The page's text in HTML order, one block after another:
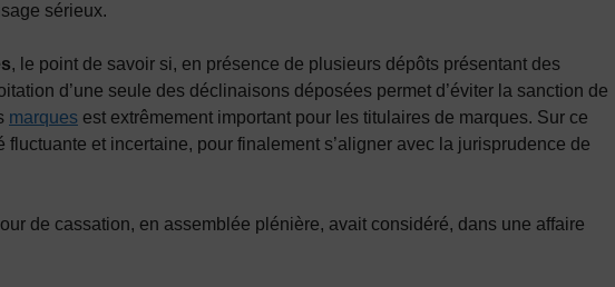
sérieux.
, le point de savoir si, en présence de plusieurs dépôts présentant des
d’une seule des déclinaisons déposées permet d’éviter la sanction de
marques est extrêmement important pour les titulaires de marques. Sur ce
fluctuante et incertaine, pour finalement s’aligner avec la jurisprudence de
de cassation, en assemblée plénière, avait considéré, dans une affaire